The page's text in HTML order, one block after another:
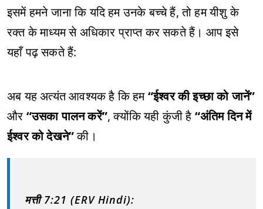
इसमें हमने जाना कि यदि हम उनके बच्चे हैं, तो हम यीशु के
रक्त के माध्यम से अधिकार प्राप्त कर सकते हैं। आप इसे
यहाँ पढ़ सकते हैं:
अब यह अत्यंत आवश्यक है कि हम“ईश्वर की इच्छा को जानें”
और “उसका पालन करें”, क्योंकि यही कुंजी है “अंतिम दिन में
ईश्वर को देखने”की।
मत्ती 7:21 (ERV Hindi):